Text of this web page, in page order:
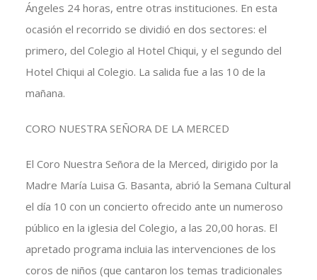
Ángeles 24 horas, entre otras instituciones. En esta
ocasión el recorrido se dividió en dos sectores: el
primero, del Colegio al Hotel Chiqui, y el segundo del
Hotel Chiqui al Colegio. La salida fue a las 10 de la
mañana.
CORO NUESTRA SEÑORA DE LA MERCED
El Coro Nuestra Señora de la Merced, dirigido por la
Madre María Luisa G. Basanta, abrió la Semana Cultural
el día 10 con un concierto ofrecido ante un numeroso
público en la iglesia del Colegio, a las 20,00 horas. El
apretado programa incluia las intervenciones de los
coros de niños (que cantaron los temas tradicionales